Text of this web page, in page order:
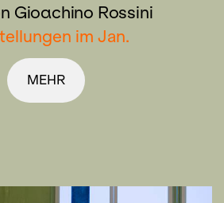
Gioachino Rossini
im Jan.
MEHR